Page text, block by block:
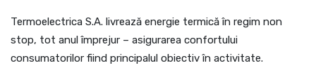
Termoelectrica S.A. livrează energie termică în regim non
stop, tot anul împrejur – asigurarea confortului
consumatorilor fiind principalul obiectiv în activitate.